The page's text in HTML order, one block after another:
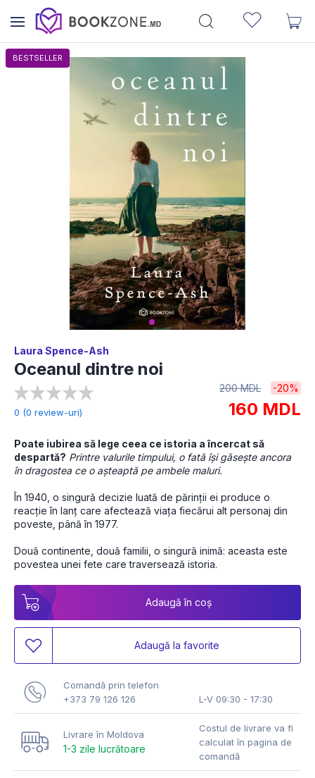
BESTSELLER
Laura Spence-Ash
Oceanul dintre noi
0 (0 review-uri)
200 MDL -20%
160 MDL
Poate iubirea să lege ceea ce istoria a încercat să
despartă? Printre valurile timpului, o fată își găsește ancora
în dragostea ce o așteaptă pe ambele maluri.
În 1940, o singură decizie luată de părinții ei produce o
reacție în lanț care afectează viața fiecărui alt personaj din
poveste, până în 1977.
Două continente, două familii, o singură inimă: aceasta este
povestea unei fete care traversează istoria.
Adaugă în coș
Adaugă la favorite
Comandă prin telefon
+373 79 126 126
L-V 09:30 - 17:30
Livrare în Moldova
1-3 zile lucrătoare
Costul de livrare va fi
calculat în pagina de
comandă